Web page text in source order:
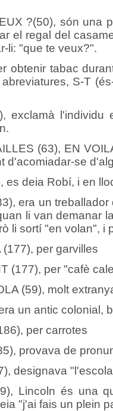
?(50), són una
el regal del
li: "que te veux?".
obtenir tabac
S-T
exclamà
(63), EN
d'acomiadar-se
es deia Robí, i en
era un
li van demanar
li sortí "en volan", i
per garvilles
(177), per "cafè
(59), molt
un antic colonial,
per carrotes
provava de
designava
Lincoln és una
"j'ai fais un plein